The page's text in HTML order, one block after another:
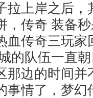
拉上岸之后，
，传奇 装备
血传奇三玩家
的队伍一直
那边的时间并
事情了，梦幻